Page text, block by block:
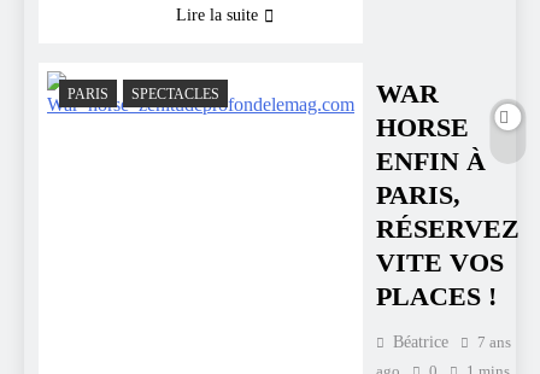
Lire la suite
PARIS SPECTACLES
WAR
HORSE
ENFIN À
PARIS,
RÉSERVEZ
VITE VOS
PLACES !
Béatrice
7 ans